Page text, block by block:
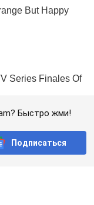
Быстро жми!
Подписаться